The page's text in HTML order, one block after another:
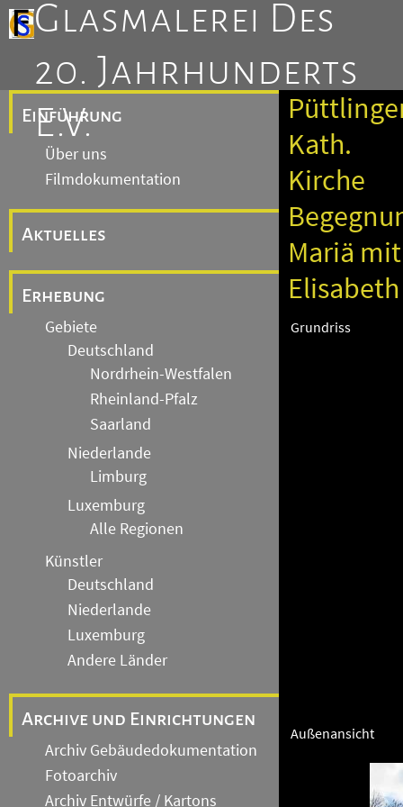
Glasmalerei Des
20. Jahrhunderts
E.V.
Einführung
Über uns
Filmdokumentation
Aktuelles
Erhebung
Gebiete
Deutschland
Nordrhein-Westfalen
Rheinland-Pfalz
Saarland
Niederlande
Limburg
Luxemburg
Alle Regionen
Künstler
Deutschland
Niederlande
Luxemburg
Andere Länder
Archive und Einrichtungen
Archiv Gebäudedokumentation
Fotoarchiv
Archiv Entwürfe / Kartons
Kath.
Kirche
Mariä mit
Elisabeth
Grundriss
Außenansicht